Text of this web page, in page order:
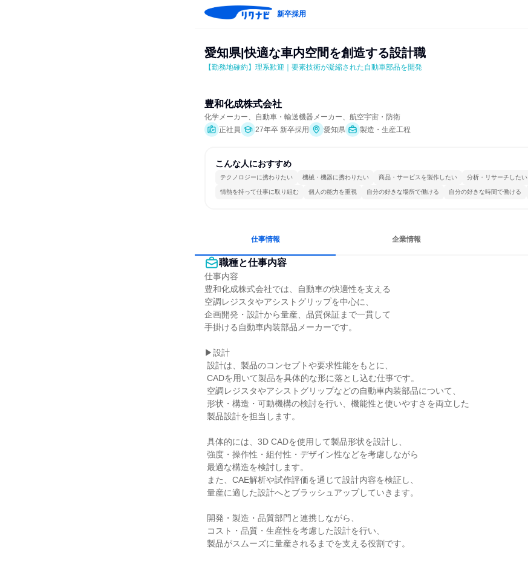
新卒採用
愛知県|快適な車内空間を創造する設計職
【勤務地確約】理系歓迎｜要素技術が凝縮された自動車部品を開発
豊和化成株式会社
化学メーカー、自動車・輸送機器メーカー、航空宇宙・防衛
正社員
27年卒 新卒採用 愛知県 製造・生産工程
こんな人におすすめ
テクノロジーに携わりたい 機械・機器に携わりたい 商品・サービスを製作したい 分析・リサーチしたい
情熱を持って仕事に取り組む 個人の能力を重視 自分の好きな場所で働ける 自分の好きな時間で働ける
仕事情報 企業情報
職種と仕事内容
仕事内容
豊和化成株式会社では、自動車の快適性を支える
空調レジスタやアシストグリップを中心に、
企画開発・設計から量産、品質保証まで一貫して
手掛ける自動車内装部品メーカーです。
▶設計